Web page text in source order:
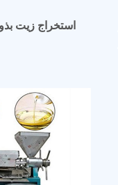
استخراج زيت